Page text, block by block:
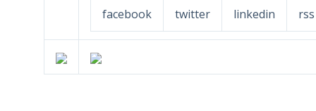
facebook twitter linkedin rss